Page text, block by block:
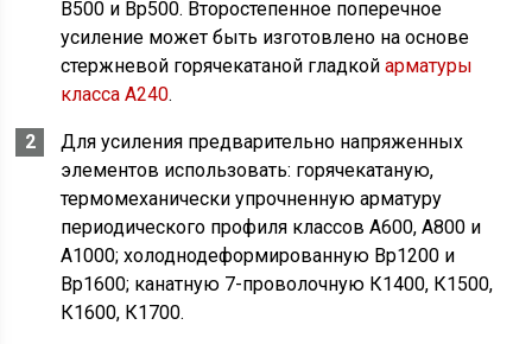
В500 и Вр500. Второстепенное поперечное
усиление может быть изготовлено на основе
стержневой горячекатаной гладкойарматуры
класса А240.
Для усиления предварительно напряженных
элементов использовать: горячекатаную,
термомеханически упрочненную арматуру
периодического профиля классов А600, А800 и
А1000; холоднодеформированную Вр1200 и
Вр1600; канатную 7-проволочную К1400, К1500,
К1600, К1700.